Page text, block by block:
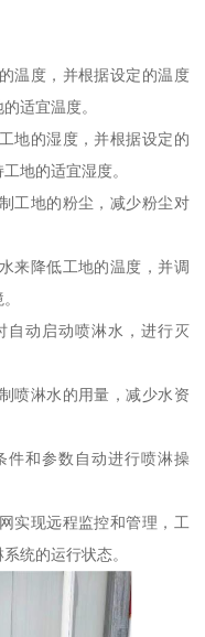
温度，并根据设定的温度
适宜温度。
地的湿度，并根据设定的
地的适宜湿度。
工地的粉尘，减少粉尘对
来降低工地的温度，并调
自动启动喷淋水，进行灭
喷淋水的用量，减少水资
件和参数自动进行喷淋操
实现远程监控和管理，工
统的运行状态。